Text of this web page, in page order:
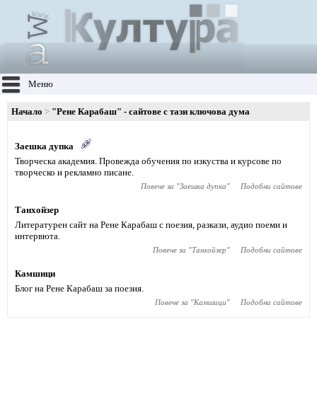
Меню
Начало "Рене Карабаш" - сайтове с тази ключова дума
Заешка дупка
Творческа академия. Провежда обучения по изкуства и курсове по
творческо и рекламно писане.
Повече за "Заешка дупка" Подобни сайтове
Танхойзер
Литературен сайт на Рене Карабаш с поезия, разкази, аудио поеми и
интервюта.
Повече за "Танхойзер" Подобни сайтове
Камшици
Блог на Рене Карабаш за поезия.
Повече за "Камшици" Подобни сайтове